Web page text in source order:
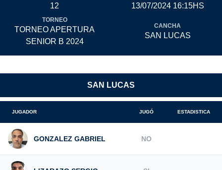
12 13/07/2024 16:15HS
TORNEO
TORNEO APERTURA
SENIOR B 2024
CANCHA
SAN LUCAS
SAN LUCAS
JUGADOR JUGÓ ESTADISTICA
GONZALEZ GABRIEL NO